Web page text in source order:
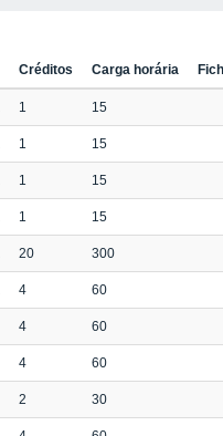
Créditos Carga horária
1 15
1 15
1 15
1 15
20 300
4 60
4 60
4 60
2 30